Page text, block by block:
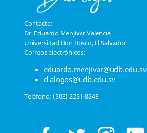
Contacto:
Dr. Eduardo Menjívar Valencia
Universidad Don Bosco, El Salvador
Correos electrónicos:
eduardo.menjivar@udb.edu.sv
dialogos@udb.edu.sv
Teléfono: (503) 2251-8248